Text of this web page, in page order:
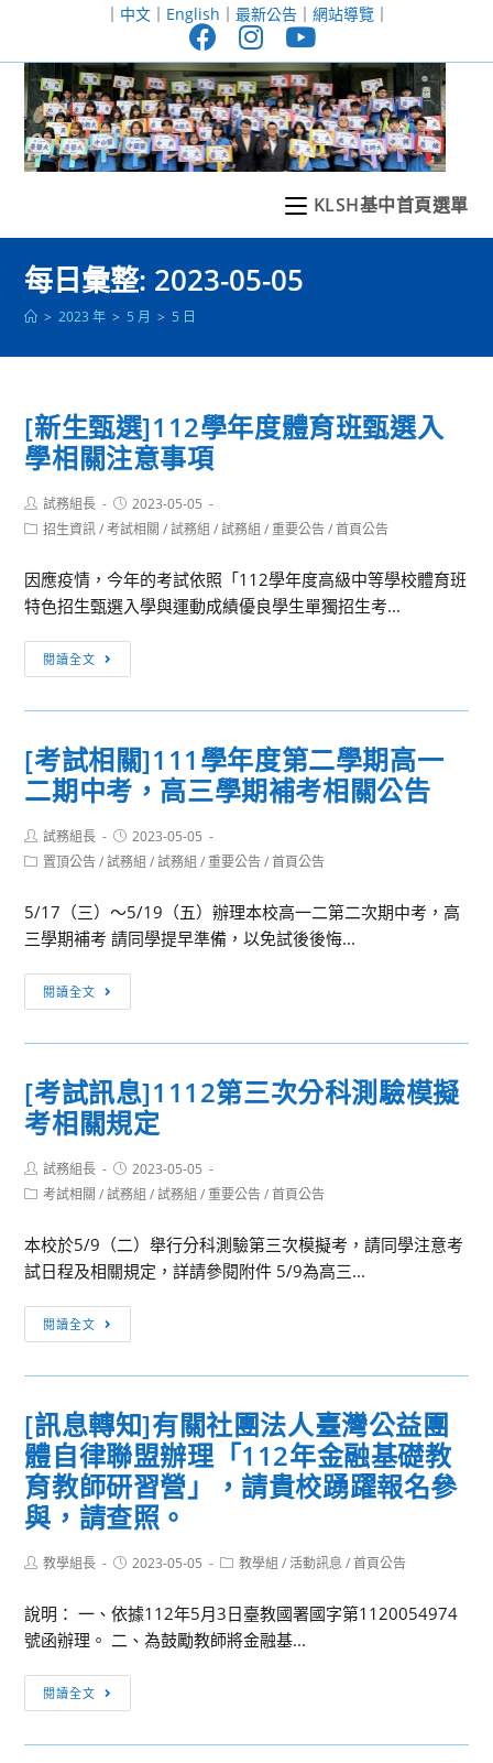
至
｜ 中文｜ English ｜ 最新公告｜ 網站導覽｜
KLSH基中首頁選單
每日彙整: 2023-05-05
> 2023 年 > 5 月 > 5 日
[新生甄選]112學年度體育班甄選入
學相關注意事項
Post
author:
試務組長
Post
published:
2023-05-05
Post招生資訊 / 考試相關 / 試務組 / 試務組 / 重要公告 / 首頁公告
因應疫情，今年的考試依照「112學年度高級中等學校體育班
特色招生甄選入學與運動成績優良學生單獨招生考...
閱讀全文
生
甄
學
年
體
育
甄
選
入
關
注
意
事
[考試相關]111學年度第二學期高一
二期中考，高三學期補考相關公告
Post
author:
試務組長
Post
published:
2023-05-05
Post置頂公告 / 試務組 / 試務組 / 重要公告 / 首頁公告
5/17（三）～5/19（五）辦理本校高一二第二次期中考，高
三學期補考 請同學提早準備，以免試後後悔...
閱讀全文
試
相
學
年
第
二
期
高
一
中
考，
高
三
學
期
考
關
公
告
[考試訊息]1112第三次分科測驗模擬
考相關規定
Post
author:
試務組長
Post
published:
2023-05-05
Post考試相關 / 試務組 / 試務組 / 重要公告 / 首頁公告
本校於5/9（二）舉行分科測驗第三次模擬考，請同學注意考
試日程及相關規定，詳請參閱附件 5/9為高三...
閱讀全文
試
訊
第
三
次
分
科
測
模
擬
關
規
[訊息轉知]有關社團法人臺灣公益團
體自律聯盟辦理「112年金融基礎教
育教師研習營」，請貴校踴躍報名參
與，請查照。
Post教學組長
Post2023-05-05
Post教學組 / 活動訊息 / 首頁公告
說明： 一、依據112年5月3日臺教國署國字第1120054974
號函辦理。 二、為鼓勵教師將金融基...
閱讀全文
息
轉